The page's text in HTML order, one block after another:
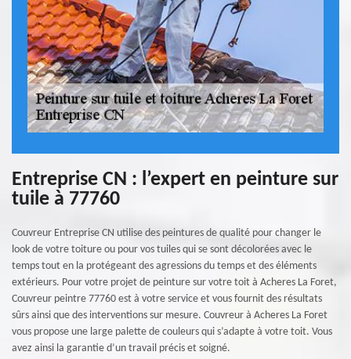
Entreprise CN : l’expert en peinture sur
tuile à 77760
Couvreur Entreprise CN utilise des peintures de qualité pour changer le
look de votre toiture ou pour vos tuiles qui se sont décolorées avec le
temps tout en la protégeant des agressions du temps et des éléments
extérieurs. Pour votre projet de peinture sur votre toit à Acheres La Foret,
Couvreur peintre 77760 est à votre service et vous fournit des résultats
sûrs ainsi que des interventions sur mesure. Couvreur à Acheres La Foret
vous propose une large palette de couleurs qui s’adapte à votre toit. Vous
avez ainsi la garantie d’un travail précis et soigné.